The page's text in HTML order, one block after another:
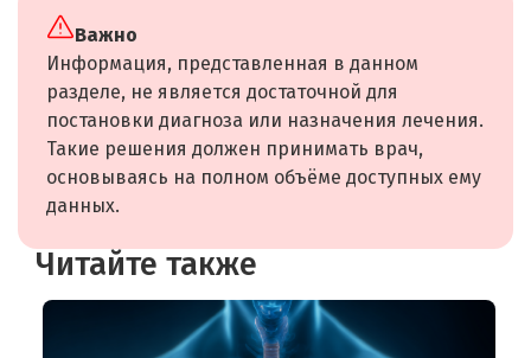
Важно
Информация, представленная в данном
разделе, не является достаточной для
постановки диагноза или назначения лечения.
Такие решения должен принимать врач,
основываясь на полном объёме доступных ему
данных.
Читайте также